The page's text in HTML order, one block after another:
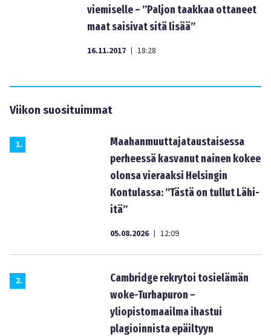
viemiselle – ”Paljon taakkaa ottaneet
maat saisivat sitä lisää”
16.11.2017 | 18:28
Viikon suosituimmat
1.
Maahanmuuttajataustaisessa
perheessä kasvanut nainen kokee
olonsa vieraaksi Helsingin
Kontulassa: ”Tästä on tullut Lähi-
itä”
05.08.2026 | 12:09
2.
Cambridge rekrytoi tosielämän
woke-Turhapuron –
yliopistomaailma ihastui
plagioinnista epäiltyyn